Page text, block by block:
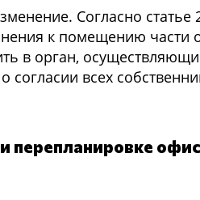
Согласно
к помещению части
в орган,
всех
перепланировке